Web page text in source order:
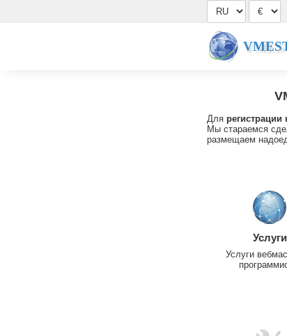
Для регистрации
Мы стараемся
размещаем
Услуги
Услуги